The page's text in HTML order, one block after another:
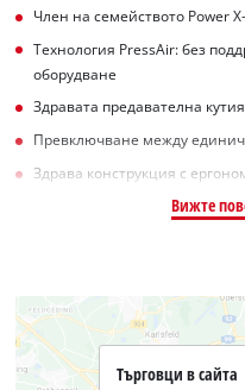
Член на семейството Power
Технология PressAir: без
оборудване
Здравата предавателна
Превключване между
Здрава конструкция с
Вижте
Търговци в сайта